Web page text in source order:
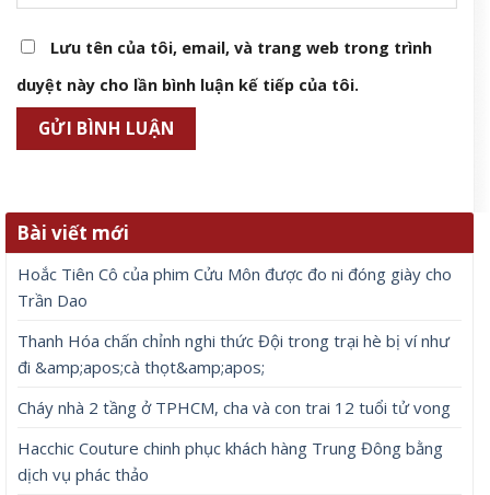
Lưu tên của tôi, email, và trang web trong trình
duyệt này cho lần bình luận kế tiếp của tôi.
Bài viết mới
Hoắc Tiên Cô của phim Cửu Môn được đo ni đóng giày cho
Trần Dao
Thanh Hóa chấn chỉnh nghi thức Đội trong trại hè bị ví như
đi &amp;apos;cà thọt&amp;apos;
Cháy nhà 2 tầng ở TPHCM, cha và con trai 12 tuổi tử vong
Hacchic Couture chinh phục khách hàng Trung Đông bằng
dịch vụ phác thảo